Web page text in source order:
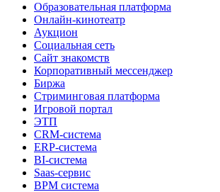
Образовательная платформа
Онлайн-кинотеатр
Аукцион
Социальная сеть
Сайт знакомств
Корпоративный мессенджер
Биржа
Стриминговая платформа
Игровой портал
ЭТП
CRM-система
ERP-система
BI-система
Saas-сервис
BPM система